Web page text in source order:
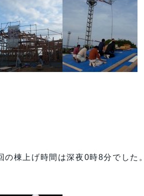
の棟上げ時間は深夜0時8分でした。